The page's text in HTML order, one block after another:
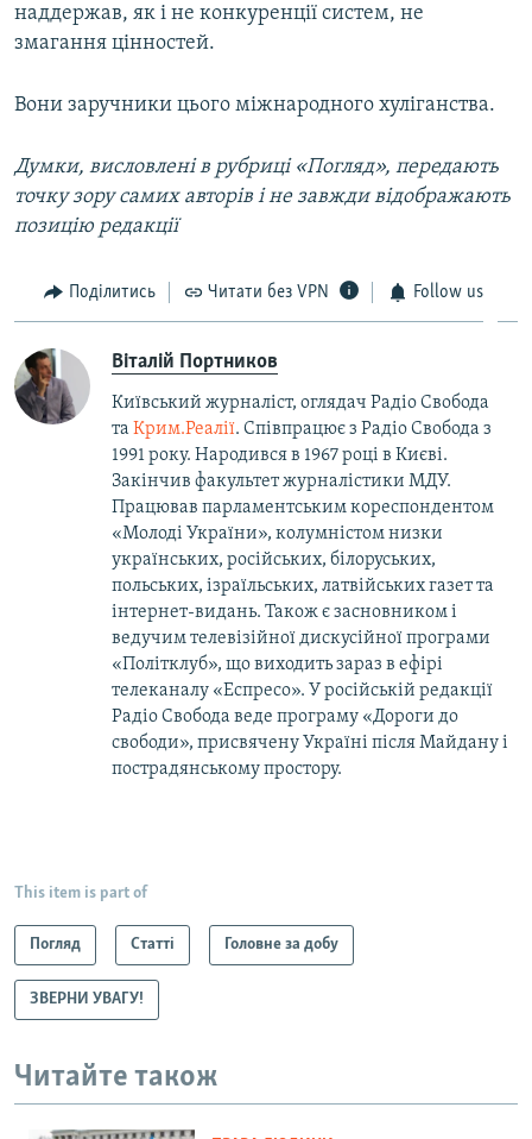
наддержав, як і не конкуренції систем, не
змагання цінностей.
Вони заручники цього міжнародного хуліганства.
Думки, висловлені в рубриці «Погляд», передають
точку зору самих авторів і не завжди відображають
позицію редакції
Поділитись Читати без VPN Follow us
Віталій Портников
Київський журналіст, оглядач Радіо Свобода
та Крим.Реалії. Співпрацює з Радіо Свобода з
1991 року. Народився в 1967 році в Києві.
Закінчив факультет журналістики МДУ.
Працював парламентським кореспондентом
«Молоді України», колумністом низки
українських, російських, білоруських,
польських, ізраїльських, латвійських газет та
інтернет-видань. Також є засновником і
ведучим телевізійної дискусійної програми
«Політклуб», що виходить зараз в ефірі
телеканалу «Еспресо». У російській редакції
Радіо Свобода веде програму «Дороги до
свободи», присвячену Україні після Майдану і
пострадянському простору.
This item is part of
Погляд Статті Головне за добу
ЗВЕРНИ УВАГУ!
Читайте також